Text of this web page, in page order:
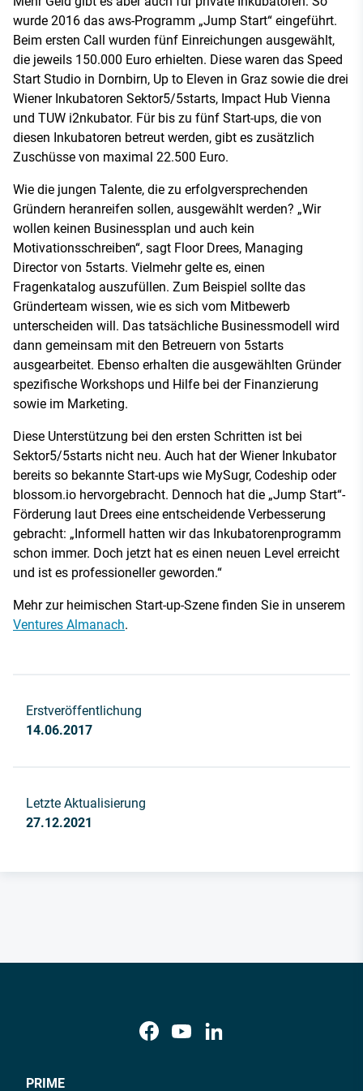
wurde 2016 das aws-Programm „Jump Start“ eingeführt.
Beim ersten Call wurden fünf Einreichungen ausgewählt,
die jeweils 150.000 Euro erhielten. Diese waren das Speed
Start Studio in Dornbirn, Up to Eleven in Graz sowie die drei
Wiener Inkubatoren Sektor5/5starts, Impact Hub Vienna
und TUW i2nkubator. Für bis zu fünf Start-ups, die von
diesen Inkubatoren betreut werden, gibt es zusätzlich
Zuschüsse von maximal 22.500 Euro.
Wie die jungen Talente, die zu erfolgversprechenden
Gründern heranreifen sollen, ausgewählt werden? „Wir
wollen keinen Businessplan und auch kein
Motivationsschreiben“, sagt Floor Drees, Managing
Director von 5starts. Vielmehr gelte es, einen
Fragenkatalog auszufüllen. Zum Beispiel sollte das
Gründerteam wissen, wie es sich vom Mitbewerb
unterscheiden will. Das tatsächliche Businessmodell wird
dann gemeinsam mit den Betreuern von 5starts
ausgearbeitet. Ebenso erhalten die ausgewählten Gründer
spezifische Workshops und Hilfe bei der Finanzierung
sowie im Marketing.
Diese Unterstützung bei den ersten Schritten ist bei
Sektor5/5starts nicht neu. Auch hat der Wiener Inkubator
bereits so bekannte Start-ups wie MySugr, Codeship oder
blossom.io hervorgebracht. Dennoch hat die „Jump Start“-
Förderung laut Drees eine entscheidende Verbesserung
gebracht: „Informell hatten wir das Inkubatorenprogramm
schon immer. Doch jetzt hat es einen neuen Level erreicht
und ist es professioneller geworden.“
Mehr zur heimischen Start-up-Szene finden Sie in unserem
Ventures Almanach.
Erstveröffentlichung
14.06.2017
Letzte Aktualisierung
27.12.2021
PRIME